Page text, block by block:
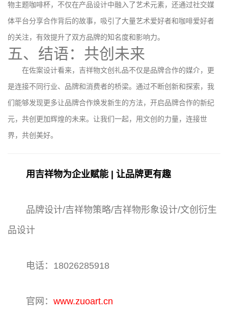
物主题咖啡杯，不仅在产品设计中融入了艺术元素，还通过社交媒
体平台分享合作背后的故事，吸引了大量艺术爱好者和咖啡爱好者
的关注，有效提升了双方品牌的知名度和影响力。
五、结语：共创未来
在佐案设计看来，吉祥物文创礼品不仅是品牌合作的媒介，更
是连接不同行业、品牌和消费者的桥梁。通过不断创新和探索，我
们能够发现更多让品牌合作焕发新生的方法，开启品牌合作的新纪
元，共创更加辉煌的未来。让我们一起，用文创的力量，连接世
界，共创美好。
用吉祥物为企业赋能 | 让品牌更有趣
品牌设计/吉祥物策略/吉祥物形象设计/文创衍生
品设计
电话：18026285918
官网： www.zuoart.cn